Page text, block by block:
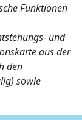
Funktionen
und
aus der
den
sowie